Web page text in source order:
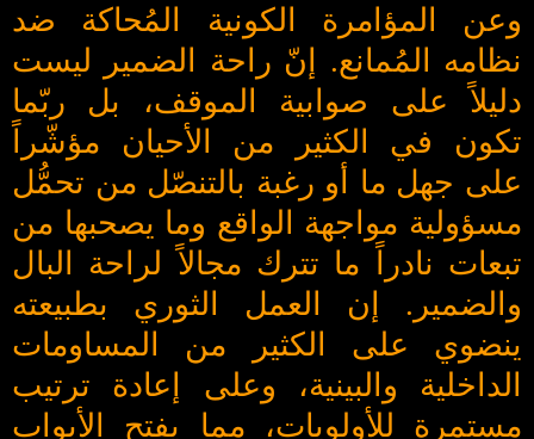
وعن المؤامرة الكونية المُحاكة ضد
نظامه المُمانع. إنّ راحة الضمير ليست
دليلاً على صوابية الموقف، بل ربّما
تكون في الكثير من الأحيان مؤشّراً
على جهل ما أو رغبة بالتنصّل من تحمُّل
مسؤولية مواجهة الواقع وما يصحبها من
تبعات نادراً ما تترك مجالاً لراحة البال
والضمير. إن العمل الثوري بطبيعته
ينضوي على الكثير من المساومات
الداخلية والبينية، وعلى إعادة ترتيب
مستمرة للأولويات، مما يفتح الأبواب